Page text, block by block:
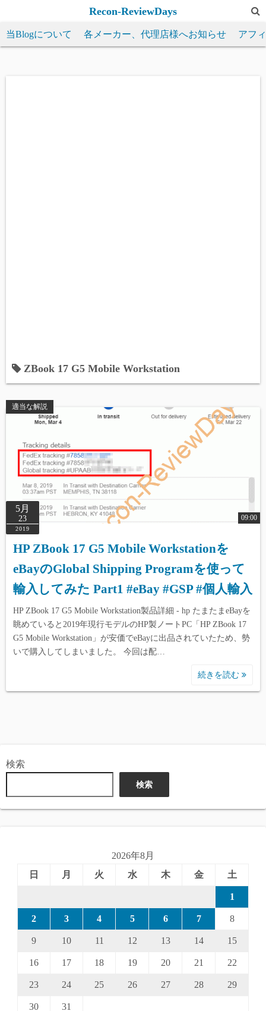
テ
Recon-ReviewDays
当Blogについて 各メーカー、代理店様へお知らせ アフ
ZBook 17 G5 Mobile Workstation
適当な解説
5月
23
2019
09:00
HP ZBook 17 G5 Mobile Workstationを
eBayのGlobal Shipping Programを使って
輸入してみた Part1 #eBay #GSP #個人輸入
HP ZBook 17 G5 Mobile Workstation製品詳細 - hp たまたまeBayを
眺めていると2019年現行モデルのHP製ノートPC「HP ZBook 17
G5 Mobile Workstation」が安価でeBayに出品されていたため、勢
いで購入してしまいました。 今回は配…
続きを読む
検索
検索
2026年8月
日
月 火 水 木 金 土
1
2 3 4 5 6 7 8
9 10 11 12 13 14 15
16 17 18 19 20 21 22
23 24 25 26 27 28 29
30 31